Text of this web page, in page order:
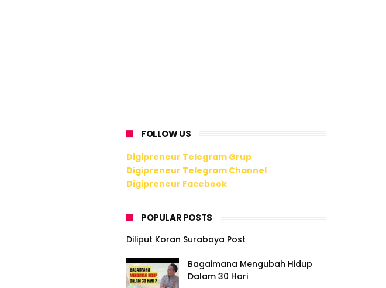
FOLLOW US
Digipreneur Telegram Grup
Digipreneur Telegram Channel
Digipreneur Facebook
POPULAR POSTS
Diliput Koran Surabaya Post
Bagaimana Mengubah Hidup
Dalam 30 Hari